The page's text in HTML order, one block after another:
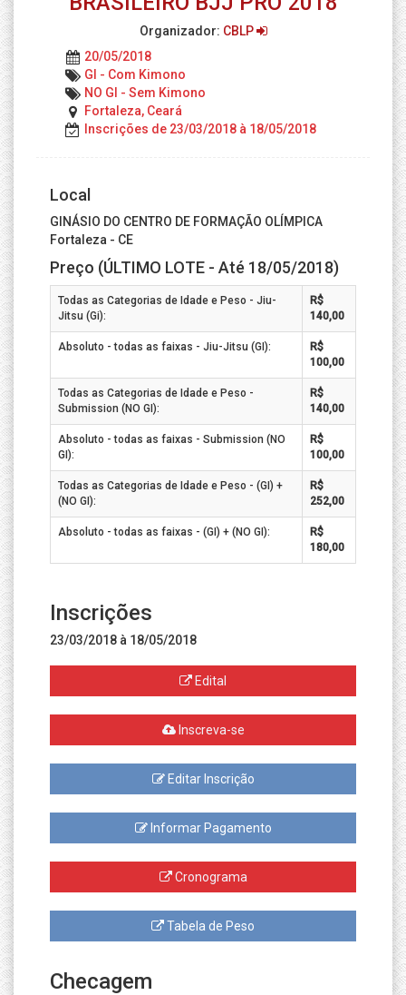
Organizador: CBLP
20/05/2018
GI - Com Kimono
NO GI - Sem Kimono
Fortaleza, Ceará
Inscrições de 23/03/2018 à 18/05/2018
Local
GINÁSIO DO CENTRO DE FORMAÇÃO OLÍMPICA
Fortaleza - CE
Preço (ÚLTIMO LOTE - Até 18/05/2018)
Todas as Categorias de Idade e Peso - Jiu-
Jitsu (Gi):
R$
140,00
Absoluto - todas as faixas - Jiu-Jitsu (GI):
R$
100,00
Todas as Categorias de Idade e Peso -
Submission (NO GI):
R$
140,00
Absoluto - todas as faixas - Submission (NO
GI):
R$
100,00
Todas as Categorias de Idade e Peso - (GI) +
(NO GI):
R$
252,00
Absoluto - todas as faixas - (GI) + (NO GI):
R$
180,00
Inscrições
23/03/2018 à 18/05/2018
Edital
Inscreva-se
Editar Inscrição
Informar Pagamento
Cronograma
Tabela de Peso
Checagem